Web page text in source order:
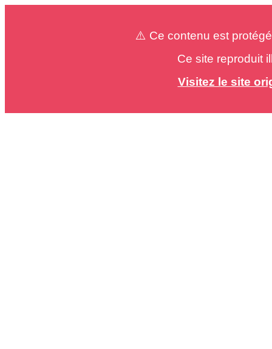
⚠️ Ce contenu est
Ce site reproduit
Visitez le site